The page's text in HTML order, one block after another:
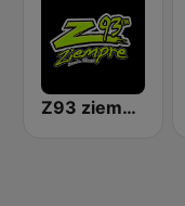
Z93 ziempre FM